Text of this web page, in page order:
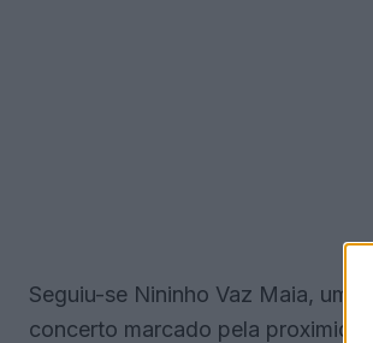
Seguiu-se Nininho Vaz Maia, um
concerto marcado pela